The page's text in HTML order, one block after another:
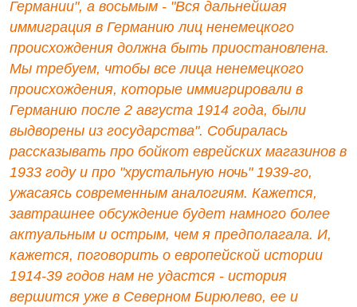
Германии", а восьмым - "Вся дальнейшая
иммиграция в Германию лиц ненемецкого
происхождения должна быть приостановлена.
Мы требуем, чтобы все лица ненемецкого
происхождения, которые иммигрировали в
Германию после 2 августа 1914 года, были
выдворены из государства". Собиралась
рассказывать про бойкот еврейских магазинов в
1933 году и про "хрустальную ночь" 1939-го,
ужасаясь современным аналогиям. Кажется,
завтрашнее обсуждение будет намного более
актуальным и острым, чем я предполагала. И,
кажется, поговорить о европейской истории
1914-39 годов нам не удастся - история
вершится уже в Северном Бирюлево, ее и